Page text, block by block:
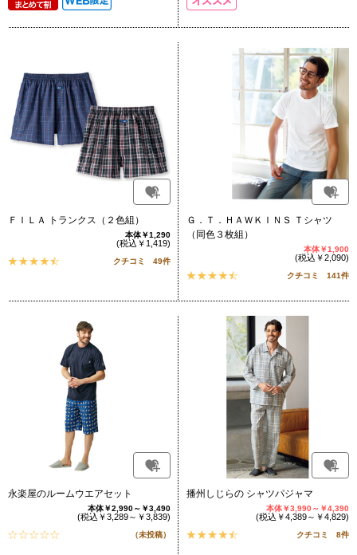
ＦＩＬＡ トランクス（２色組）
本体￥1,290
(税込￥1,419)
クチコミ 49件
Ｇ．Ｔ．ＨＡＷＫＩＮＳ Ｔシャツ
（同色３枚組）
本体￥1,900
(税込￥2,090)
クチコミ 141件
永楽屋のルームウエアセット
本体￥2,990～￥3,490
(税込￥3,289～￥3,839)
（未投稿）
播州しじらの シャツパジャマ
本体￥3,990～￥4,390
(税込￥4,389～￥4,829)
クチコミ 8件